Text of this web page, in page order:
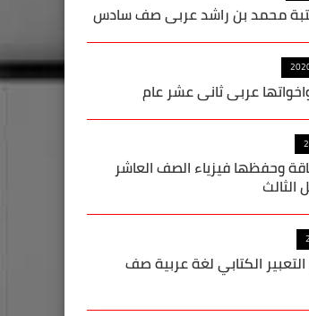
محمد بن راشد عربي صف سادس
عربي ثاني عشر عام
وحفظها فيزياء الصف العاشر
الكتابي لغة عربية صف